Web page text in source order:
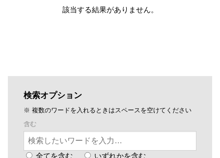
該当する結果がありません。
検索オプション
※ 複数のワードを入れるときはスペースを空けてください
含む
全てを含む いずれかを含む